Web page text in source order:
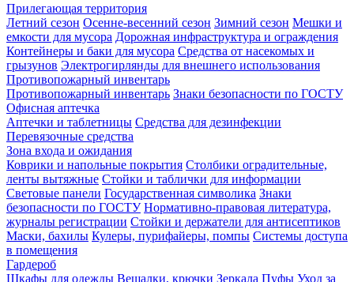
Прилегающая территория
Летний сезон Осенне-весенний сезон Зимний сезон Мешки и
емкости для мусора Дорожная инфраструктура и ограждения
Контейнеры и баки для мусора Средства от насекомых и
грызунов Электрогирлянды для внешнего использования
Противопожарный инвентарь
Противопожарный инвентарь Знаки безопасности по ГОСТУ
Офисная аптечка
Аптечки и таблетницы Средства для дезинфекции
Перевязочные средства
Зона входа и ожидания
Коврики и напольные покрытия Столбики оградительные,
ленты вытяжные Стойки и таблички для информации
Световые панели Государственная символика Знаки
безопасности по ГОСТУ Нормативно-правовая литература,
журналы регистрации Стойки и держатели для антисептиков
Маски, бахилы Кулеры, пурифайеры, помпы Системы доступа
в помещения
Гардероб
Шкафы для одежды Вешалки, крючки Зеркала Пуфы Уход за